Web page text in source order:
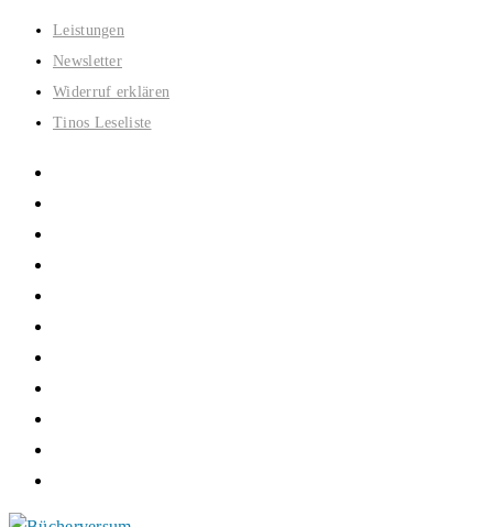
Zum
Inhalt
springen
Leistungen
Newsletter
Widerruf erklären
Tinos Leseliste